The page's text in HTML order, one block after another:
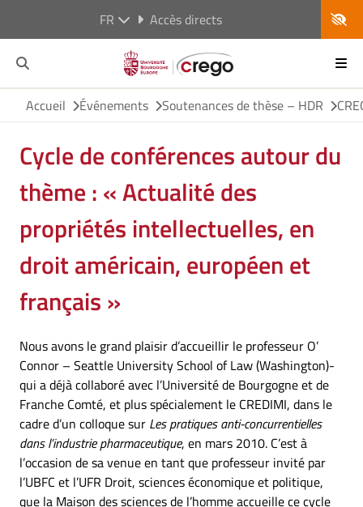
FR Accès directs
Accueil Événements Soutenances de thèse – HDR
Cycle de conférences autour du
thème : « Actualité des
propriétés intellectuelles, en
droit américain, européen et
français »
Nous avons le grand plaisir d’accueillir le professeur O’
Connor – Seattle University School of Law (Washington)-
qui a déjà collaboré avec l’Université de Bourgogne et de
Franche Comté, et plus spécialement le CREDIMI, dans le
cadre d’un colloque sur Les pratiques anti-concurrentielles
dans l’industrie pharmaceutique, en mars 2010. C’est à
l’occasion de sa venue en tant que professeur invité par
l’UBFC et l’UFR Droit, sciences économique et politique,
que la Maison des sciences de l’homme accueille ce cycle